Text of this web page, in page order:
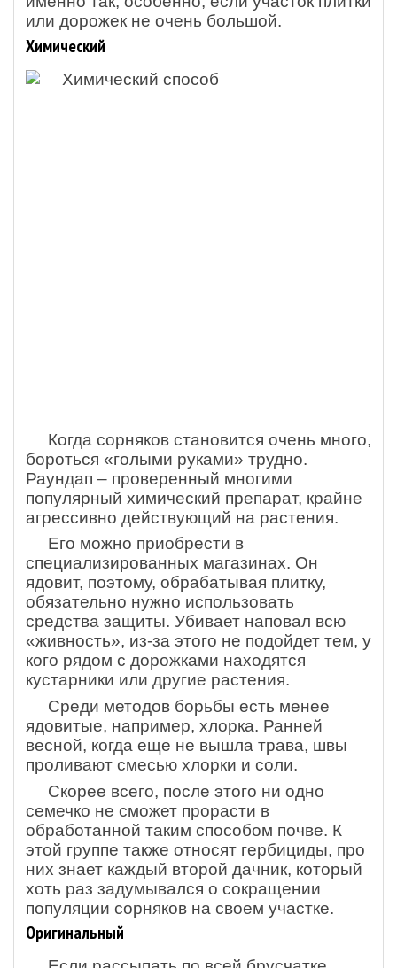
или дорожек не очень большой.
Химический
Когда сорняков становится очень много,
бороться «голыми руками» трудно.
Раундап – проверенный многими
популярный химический препарат, крайне
агрессивно действующий на растения.
Его можно приобрести в
специализированных магазинах. Он
ядовит, поэтому, обрабатывая плитку,
обязательно нужно использовать
средства защиты. Убивает наповал всю
«живность», из-за этого не подойдет тем, у
кого рядом с дорожками находятся
кустарники или другие растения.
Среди методов борьбы есть менее
ядовитые, например, хлорка. Ранней
весной, когда еще не вышла трава, швы
проливают смесью хлорки и соли.
Скорее всего, после этого ни одно
семечко не сможет прорасти в
обработанной таким способом почве. К
этой группе также относят гербициды, про
них знает каждый второй дачник, который
хоть раз задумывался о сокращении
популяции сорняков на своем участке.
Оригинальный